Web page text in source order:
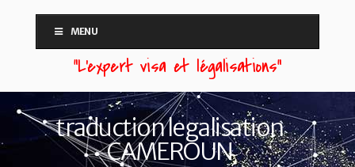
MENU
“L'expert visa et légalisations”
traduction legalisation
CAMEROUN